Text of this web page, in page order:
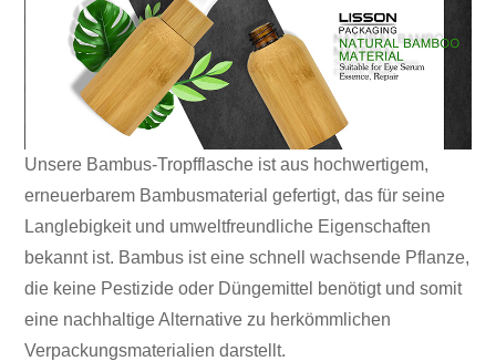
Unsere Bambus-Tropfflasche ist aus hochwertigem,
erneuerbarem Bambusmaterial gefertigt, das für seine
Langlebigkeit und umweltfreundliche Eigenschaften
bekannt ist. Bambus ist eine schnell wachsende Pflanze,
die keine Pestizide oder Düngemittel benötigt und somit
eine nachhaltige Alternative zu herkömmlichen
Verpackungsmaterialien darstellt.